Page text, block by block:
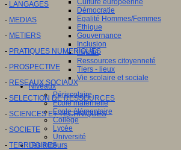
Culture européenne
Démocratie
Egalité Hommes/Femmes
Ethique
Gouvernance
Inclusion
Laïcité
Ressources citoyenneté
Tiers - lieux
Vie scolaire et sociale
Niveaux
Périscolaire
Ecole maternelle
Ecole élémentaire
Collège
Lycée
Université
Les auteurs
- LANGAGES
- MEDIAS
- METIERS
- PRATIQUES NUMERIQUES
- PROSPECTIVE
- RESEAUX SOCIAUX
- SELECTION DE RESSOURCES
- SCIENCES ET TECHNIQUES
- SOCIETE
- TERRITOIRES